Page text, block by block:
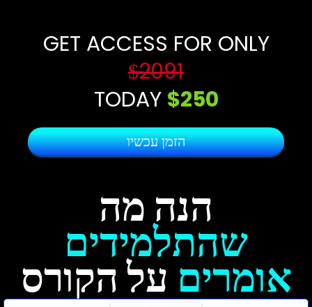
GET ACCESS FOR ONLY
$̶2091
TODAY $250
הזמן עכשיו
הנה מה
שהתלמידים
אומרים על הקורס